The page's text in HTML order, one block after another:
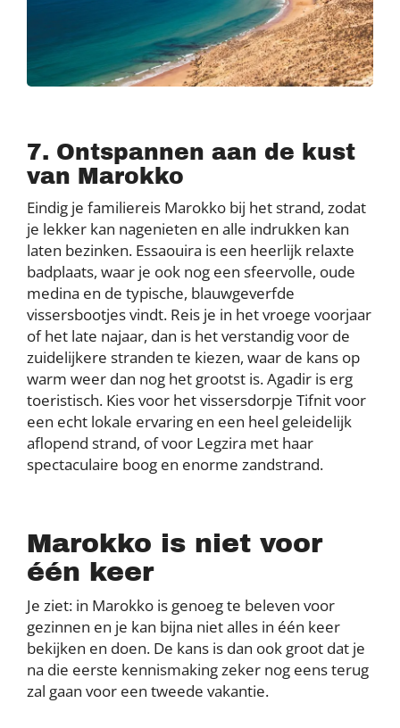
7. Ontspannen aan de kust
van Marokko
Eindig je familiereis Marokko bij het strand, zodat
je lekker kan nagenieten en alle indrukken kan
laten bezinken. Essaouira is een heerlijk relaxte
badplaats, waar je ook nog een sfeervolle, oude
medina en de typische, blauwgeverfde
vissersbootjes vindt. Reis je in het vroege voorjaar
of het late najaar, dan is het verstandig voor de
zuidelijkere stranden te kiezen, waar de kans op
warm weer dan nog het grootst is. Agadir is erg
toeristisch. Kies voor het vissersdorpje Tifnit voor
een echt lokale ervaring en een heel geleidelijk
aflopend strand, of voor Legzira met haar
spectaculaire boog en enorme zandstrand.
Marokko is niet voor
één keer
Je ziet: in Marokko is genoeg te beleven voor
gezinnen en je kan bijna niet alles in één keer
bekijken en doen. De kans is dan ook groot dat je
na die eerste kennismaking zeker nog eens terug
zal gaan voor een tweede vakantie.